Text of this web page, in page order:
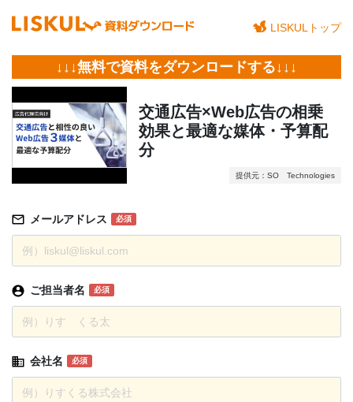
LISKULトップ
↓↓↓無料で資料をダウンロードする↓↓↓
交通広告×Web広告の相乗
効果と最適な媒体・予算配
分
提供元：SO Technologies
メールアドレス 必須
ご担当者名 必須
会社名 必須